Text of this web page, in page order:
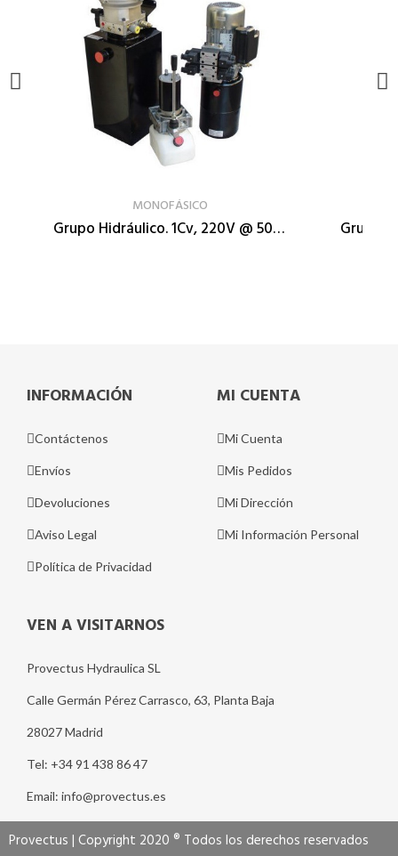
VER PRODUCTO
MONOFÁSICO
Grupo Hidráulico. 1Cv, 220V @ 50Hz, 8,4 cc/rev p:40bar
INFORMACIÓN
Contáctenos
Envíos
Devoluciones
Aviso Legal
Política de Privacidad
MI CUENTA
Mi Cuenta
Mis Pedidos
Mi Dirección
Mi Información Personal
VEN A VISITARNOS
Provectus Hydraulica SL
Calle Germán Pérez Carrasco, 63, Planta Baja
28027 Madrid
Tel: +34 91 438 86 47
Email: info@provectus.es
Provectus | Copyright 2020 ® Todos los derechos reservados